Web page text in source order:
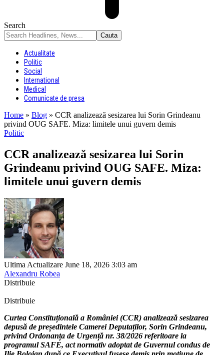
Search
Actualitate
Politic
Social
International
Medical
Comunicate de presa
Home » Blog » CCR analizează sesizarea lui Sorin Grindeanu
privind OUG SAFE. Miza: limitele unui guvern demis
Politic
CCR analizează sesizarea lui Sorin
Grindeanu privind OUG SAFE. Miza:
limitele unui guvern demis
Ultima Actualizare June 18, 2026 3:03 am
Alexandru Robea
Distribuie
Distribuie
Curtea Constituțională a României (CCR) analizează sesizarea
depusă de președintele Camerei Deputaților, Sorin Grindeanu,
privind Ordonanța de Urgență nr. 38/2026 referitoare la
programul SAFE, act normativ adoptat de Guvernul condus de